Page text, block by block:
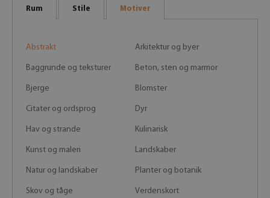
Rum Stile Motiver
Abstrakt Arkitektur og byer
Baggrunde og teksturer Beton, sten og marmor
Bjerge Blomster
Citater og ordsprog Dyr
Hav og strande Kulinarisk
Kunst og maleri Landskaber
Natur og landskaber Planter og botanik
Skov og tåge Verdenskort